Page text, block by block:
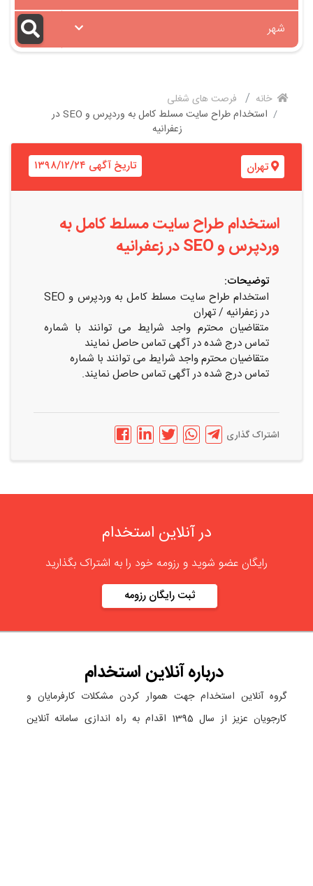
شهر
خانه
فرصت های شغلی
استخدام طراح سایت مسلط کامل به وردپرس و SEO در
زعفرانیه
تهران تاریخ آگهی ۱۳۹۸/۱۲/۲۴
استخدام طراح سایت مسلط کامل به
وردپرس و SEO در زعفرانیه
توضیحات:
استخدام طراح سایت مسلط کامل به وردپرس و SEO
در زعفرانیه / تهران
متقاضیان محترم واجد شرایط می توانند با شماره
تماس درج شده در آگهی تماس حاصل نمایند
متقاضیان محترم واجد شرایط می توانند با شماره
تماس درج شده در آگهی تماس حاصل نمایند.
اشتراک گذاری
در آنلاین استخدام
رایگان عضو شوید و رزومه خود را به اشتراک بگذارید
ثبت رایگان رزومه
دربارهآنلاین استخدام
گروه آنلاین استخدام جهت هموار کردن مشکلات کارفرمایان و
کارجویان عزیز از سال 1395 اقدام به راه اندازی سامانه آنلاین